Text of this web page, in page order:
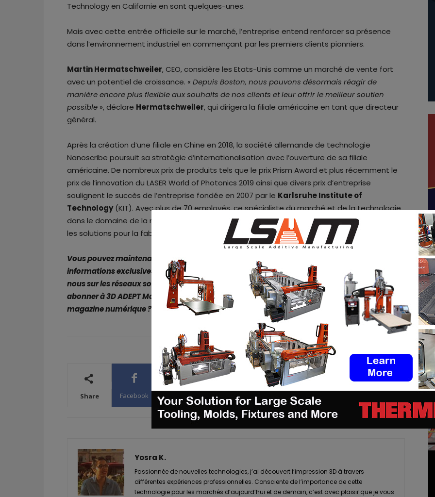
Technology en Californie en sont quelques-unes.
Mais avec cette entrée officielle sur le marché, l’entreprise entend renforcer sa présence
dans l’environnement industriel en commençant par les premiers clients pionniers.
Martin Hermatschweiler, CEO, considère les Etats-Unis comme un marché de vente fort
avec un potentiel de croissance. « Depuis Boston, nous pouvons désormais réagir de
manière encore plus flexible aux souhaits de nos clients et leur offrir le meilleur soutien
possible », déclare Hermatschweiler, qui dirigera la filiale américaine en tant que directeur
général.
Après la création d’une filiale en Chine en 2018, la société allemande de technologie
Nanoscribe poursuit sa stratégie d’internationalisation avec l’ouverture de sa filiale
américaine. De nombreux prix de produits tels que le prix Prism Award et plus récemment le
prix de l’innovation du LASER World of Photonics 2019 ainsi que divers prix d’entreprise
soulignent le succès de l’entreprise fondée en 2007 par le Karlsruhe Institute of
Technology(KIT). Avec plus de 70 employés, ce spécialiste du marché et de la technologie
dans le domaine de la microfabrication 3D a l’intention de se concentrer de plus en plus sur
les solutions pour la fabrication industrielle dans le futur.
Vous pouvez maintenant poster
informations exclusives sur l’impression 3D, abonnez-vous à notre newsletter et suivez-
nous sur les réseaux sociaux :Facebook, LinkedIn&Instagram! Vous souhaitez-vous
abonner à 3D ADEPT Mag ? Ou vous voulez figurer dans le prochain numéro de notre
magazine numérique ? Envoyez-nous un email à
contact@3dadept.com
Share Facebook WhatsApp Linkedin ReddIt
Yosra K.
Passionnée de nouvelles technologies, j’ai découvert l’impression 3D à travers
différentes expériences professionnelles. Consciente de l’importance de cette
technologie pour les marchés d’aujourd’hui et de demain, c’est avec plaisir que je vous